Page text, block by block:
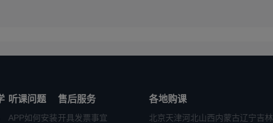
足的专业按实际上线考生人数组织复试)。
听课问题
APP如何安装
售后服务
开具发票事宜
各地购课
北京天津河北山西内蒙古辽宁吉林